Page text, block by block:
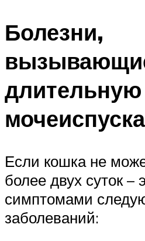
Болезни,
длительную
Если кошка не
более двух суток –
симптомами
заболеваний: